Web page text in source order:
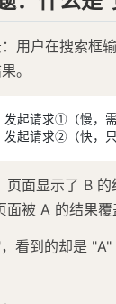
用户在搜索框
。
起请求①（慢，
起请求②（快，
面显示了 B 的
被 A 的结果覆
，看到的却是